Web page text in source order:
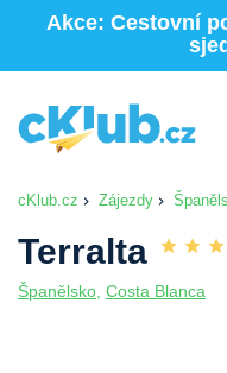
Akce: Cestovní
cKlub.cz Zájezdy
Terralta
Španělsko Costa Blanca